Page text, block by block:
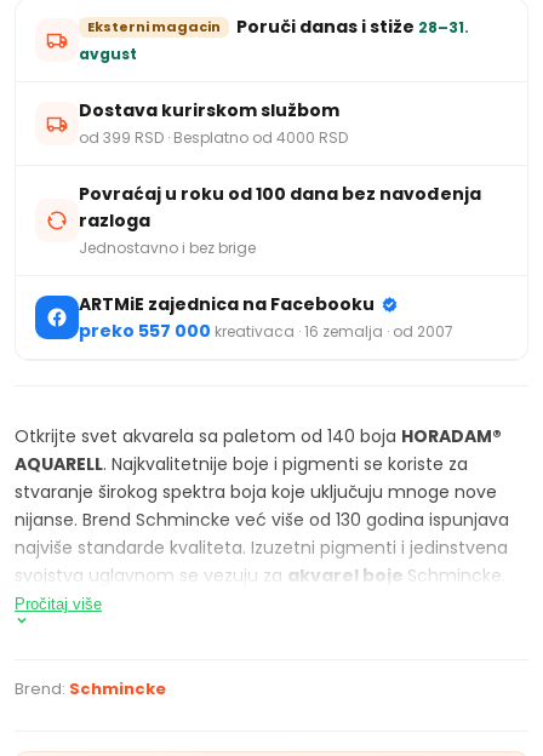
Eksterni magacin Poruči danas i stiže 28–31.
avgust
Dostava kurirskom službom
od 399 RSD · Besplatno od 4000 RSD
Povraćaj u roku od 100 dana bez navođenja
razloga
Jednostavno i bez brige
ARTMiE zajednica na Facebooku
preko 557 000 kreativaca · 16 zemalja · od 2007
Otkrijte svet akvarela sa paletom od 140 boja HORADAM®
AQUARELL. Najkvalitetnije boje i pigmenti se koriste za
stvaranje širokog spektra boja koje uključuju mnoge nove
nijanse. Brend Schmincke već više od 130 godina ispunjava
najviše standarde kvaliteta. Izuzetni pigmenti i jedinstvena
svojstva uglavnom se vezuju za akvarel boje Schmincke.
Horadam, kako je osnivač nazvao ove izuzetne akvarele,
postao je poznat i po svom asortimanu Schmincke super
boje sa posebnom karakteristikom: kombinacija najmanje 2
Pročitaj više
Brend: Schmincke